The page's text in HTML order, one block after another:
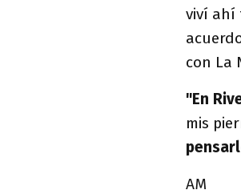
viví ahí
con La
"En
mis
AM